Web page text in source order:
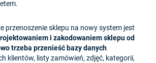
przenoszenie sklepu na nowy system jest
i zakodowaniem sklepu od
trzeba przenieść bazy danych
klientów, listy zamówień, zdjęć, kategorii,